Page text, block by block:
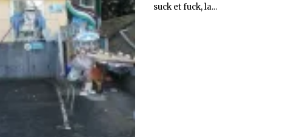
suck et fuck, la...